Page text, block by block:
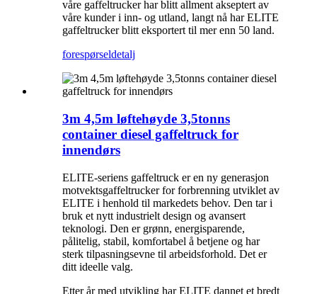
våre gaffeltrucker har blitt allment akseptert av
våre kunder i inn- og utland, langt nå har ELITE
gaffeltrucker blitt eksportert til mer enn 50 land.
forespørseldetalj
3m 4,5m løftehøyde 3,5tonns
container diesel gaffeltruck for
innendørs
ELITE-seriens gaffeltruck er en ny generasjon
motvektsgaffeltrucker for forbrenning utviklet av
ELITE i henhold til markedets behov. Den tar i
bruk et nytt industrielt design og avansert
teknologi. Den er grønn, energisparende,
pålitelig, stabil, komfortabel å betjene og har
sterk tilpasningsevne til arbeidsforhold. Det er
ditt ideelle valg.
Etter år med utvikling har ELITE dannet et bredt